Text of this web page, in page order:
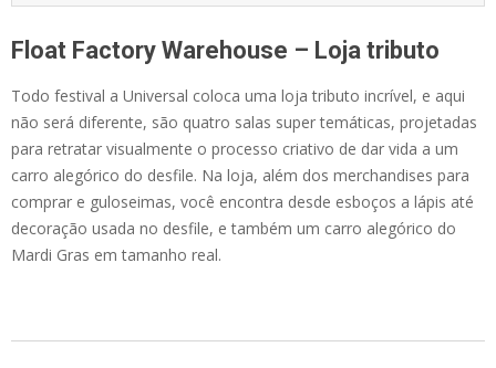
Float Factory Warehouse – Loja tributo
Todo festival a Universal coloca uma loja tributo incrível, e aqui
não será diferente, são quatro salas super temáticas, projetadas
para retratar visualmente o processo criativo de dar vida a um
carro alegórico do desfile. Na loja, além dos merchandises para
comprar e guloseimas, você encontra desde esboços a lápis até
decoração usada no desfile, e também um carro alegórico do
Mardi Gras em tamanho real.